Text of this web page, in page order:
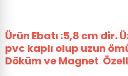
Ürün Ebatı :5,8 cm dir.
pvc kaplı olup uzun
Döküm ve Magnet